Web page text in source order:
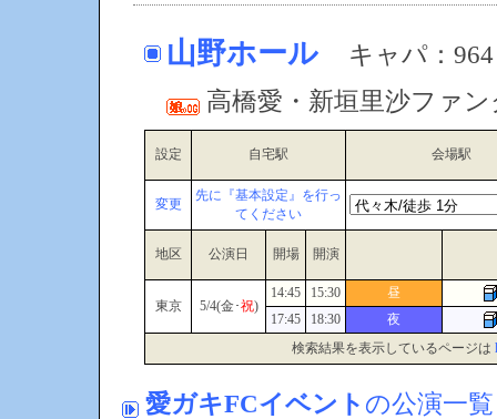
山野ホール
キャパ：
高橋愛・新垣里沙ファ
設定 自宅駅 会場駅
変更
先に『基本設定』を行っ
てください
地区 公演日 開場 開演
東京 5/4(金･祝)
14:45 15:30
昼
17:45
18:30
夜
検索結果を表示しているページは
愛ガキFCイベント の公演一覧